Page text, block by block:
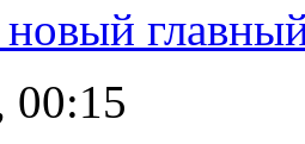
новый
00:15